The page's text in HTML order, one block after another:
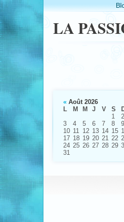
LA
« Août 2026
L
M M J V S
1
2
3
4 5 6 7 8
9
10 11 12 13 14 15
17 18 19 20 21 22
24 25 26 27 28 29
31